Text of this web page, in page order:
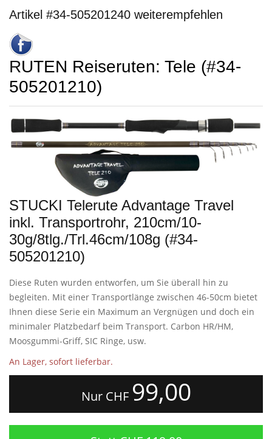
Artikel #34-505201240 weiterempfehlen
RUTEN Reiseruten: Tele (#34-
505201210)
STUCKI Telerute Advantage Travel
inkl. Transportrohr, 210cm/10-
30g/8tlg./Trl.46cm/108g (#34-
505201210)
Diese Ruten wurden entworfen, um Sie überall hin zu
begleiten. Mit einer Transportlänge zwischen 46-50cm bietet
Ihnen diese Serie ein Maximum an Vergnügen und doch ein
minimaler Platzbedarf beim Transport. Carbon HR/HM,
Moosgummi-Griff, SIC Ringe, usw.
An Lager, sofort lieferbar.
Nur CHF 99,00